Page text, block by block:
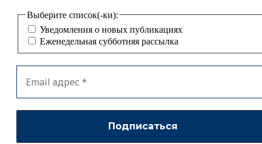
Выберите список(-ки):
Уведомления о новых публикациях
Еженедельная субботняя рассылка